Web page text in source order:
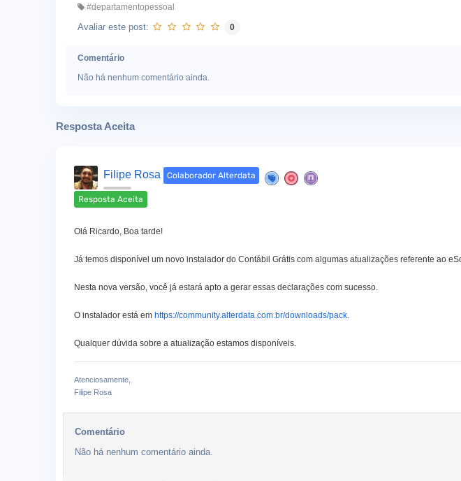
#departamentopessoal
Avaliar este post: 0
Comentário
Não há nenhum comentário ainda.
Resposta Aceita
Filipe Rosa Colaborador Alterdata
Resposta Aceita
Olá Ricardo, Boa tarde!
Já temos disponível um novo instalador do Contábil Grátis com algumas atualizações referente ao
Nesta nova versão, você já estará apto a gerar essas declarações com sucesso.
O instalador está em https://community.alterdata.com.br/downloads/pack.
Qualquer dúvida sobre a atualização estamos disponíveis.
Atenciosamente,
Filipe Rosa
Comentário
Não há nenhum comentário ainda.